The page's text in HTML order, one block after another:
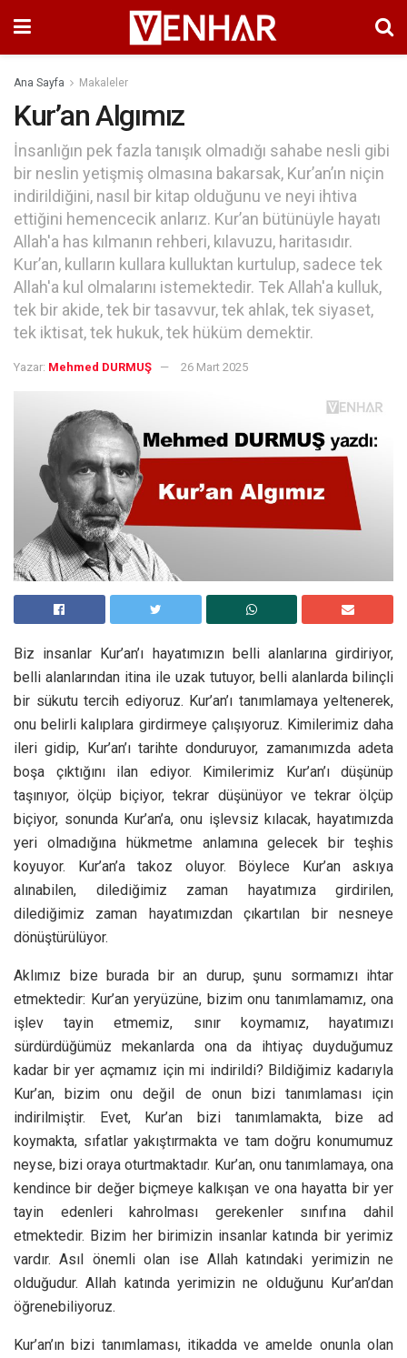
Ana Sayfa Makaleler
Kur’an Algımız
İnsanlığın pek fazla tanışık olmadığı sahabe nesli gibi
bir neslin yetişmiş olmasına bakarsak, Kur’an’ın niçin
indirildiğini, nasıl bir kitap olduğunu ve neyi ihtiva
ettiğini hemencecik anlarız. Kur’an bütünüyle hayatı
Allah'a has kılmanın rehberi, kılavuzu, haritasıdır.
Kur’an, kulların kullara kulluktan kurtulup, sadece tek
Allah'a kul olmalarını istemektedir. Tek Allah'a kulluk,
tek bir akide, tek bir tasavvur, tek ahlak, tek siyaset,
tek iktisat, tek hukuk, tek hüküm demektir.
Yazar: Mehmed DURMUŞ 26 Mart 2025
Biz insanlar Kur’an’ı hayatımızın belli alanlarına girdiriyor,
belli alanlarından itina ile uzak tutuyor, belli alanlarda bilinçli
bir sükutu tercih ediyoruz. Kur’an’ı tanımlamaya yeltenerek,
onu belirli kalıplara girdirmeye çalışıyoruz. Kimilerimiz daha
ileri gidip, Kur’an’ı tarihte donduruyor, zamanımızda adeta
boşa çıktığını ilan ediyor. Kimilerimiz Kur’an’ı düşünüp
taşınıyor, ölçüp biçiyor, tekrar düşünüyor ve tekrar ölçüp
biçiyor, sonunda Kur’an’a, onu işlevsiz kılacak, hayatımızda
yeri olmadığına hükmetme anlamına gelecek bir teşhis
koyuyor. Kur’an’a takoz oluyor. Böylece Kur’an askıya
alınabilen, dilediğimiz zaman hayatımıza girdirilen,
dilediğimiz zaman hayatımızdan çıkartılan bir nesneye
dönüştürülüyor.
Aklımız bize burada bir an durup, şunu sormamızı ihtar
etmektedir: Kur’an yeryüzüne, bizim onu tanımlamamız, ona
işlev tayin etmemiz, sınır koymamız, hayatımızı
sürdürdüğümüz mekanlarda ona da ihtiyaç duyduğumuz
kadar bir yer açmamız için mi indirildi? Bildiğimiz kadarıyla
Kur’an, bizim onu değil de onun bizi tanımlaması için
indirilmiştir. Evet, Kur’an bizi tanımlamakta, bize ad
koymakta, sıfatlar yakıştırmakta ve tam doğru konumumuz
neyse, bizi oraya oturtmaktadır. Kur’an, onu tanımlamaya, ona
kendince bir değer biçmeye kalkışan ve ona hayatta bir yer
tayin edenleri kahrolması gerekenler sınıfına dahil
etmektedir. Bizim her birimizin insanlar katında bir yerimiz
vardır. Asıl önemli olan ise Allah katındaki yerimizin ne
olduğudur. Allah katında yerimizin ne olduğunu Kur’an’dan
öğrenebiliyoruz.
Kur’an’ın bizi tanımlaması, itikadda ve amelde onunla olan